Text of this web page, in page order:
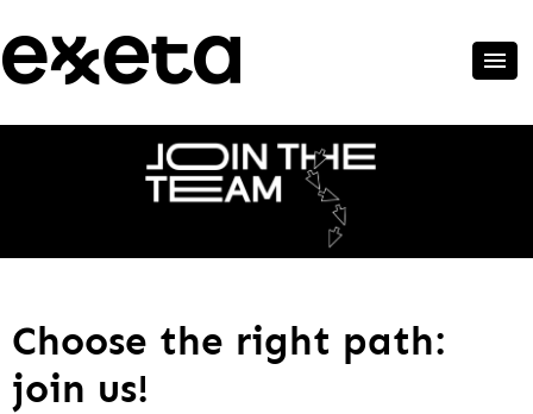
Choose the right path:
join us!